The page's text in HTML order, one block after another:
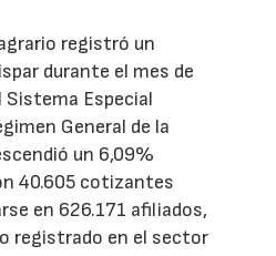
registró un
durante el mes de
Especial
General de la
un 6,09%
40.605 cotizantes
en 626.171 afiliados,
registrado en el sector